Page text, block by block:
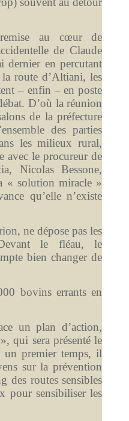
au cœur de
de Claude
dernier en percutant
route d’Altiani, les
– enfin – en poste
D’où la réunion
de la préfecture
des parties
les milieux rural,
avec le procureur de
Nicolas Bessone,
« solution miracle »
qu’elle n’existe
ne dépose pas les
le fléau, le
bien changer de
bovins errants en
un plan d’action,
qui sera présenté le
premier temps, il
sur la prévention
des routes sensibles
pour sensibiliser les